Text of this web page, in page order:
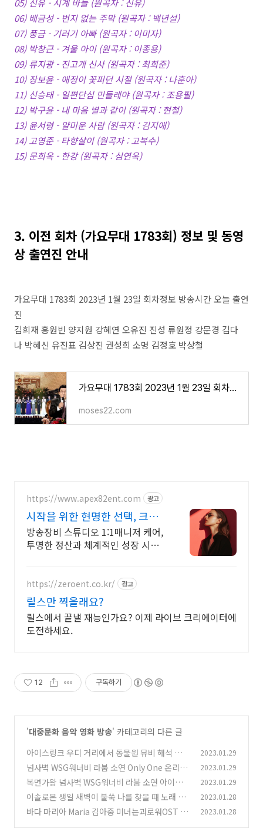
05) 신유 - 시계 바늘 (원곡자 : 신유)
06) 배금성 - 번지 없는 주막 (원곡자 : 백년설)
07) 풍금 - 기러기 아빠 (원곡자 : 이미자)
08) 박창근 - 겨울 아이 (원곡자 : 이종용)
09) 류지광 - 진고개 신사 (원곡자 : 최희준)
10) 장보윤 - 애정이 꽃피던 시절 (원곡자 : 나훈아)
11) 신승태 - 일편단심 민들레야 (원곡자 : 조용필)
12) 박구윤 - 내 마음 별과 같이 (원곡자 : 현철)
13) 윤서령 - 얄미운 사람 (원곡자 : 김지애)
14) 고영준 - 타향살이 (원곡자 : 고복수)
15) 문희옥 - 한강 (원곡자 : 심연옥)
3. 이전 회차 (가요무대 1783회) 정보 및 동영
상 출연진 안내
가요무대 1783회 2023년 1월 23일 회차정보 방송시간 오늘 출연
진
김희재 홍원빈 양지원 강혜연 오유진 진성 류원정 강문경 김다
나 박혜신 유진표 김상진 권성희 소명 김정호 박상철
가요무대 1783회 2023년 1월 23일 회차정보 방송시간 오늘 출연진
moses22.com
https://www.apex82ent.com 광고
시작을 위한 현명한 선택, 크리
에이터, BJ 상시 모집
방송장비 스튜디오 1:1매니저 케어,
투명한 정산과 체계적인 성장 시스
https://zeroent.co.kr/ 광고
릴스만 찍을래요?
릴스에서 끝낼 재능인가요? 이제 라이브 크리에이터에
도전하세요.
12 구독하기
'대중문화 음악 영화 방송' 카테고리의 다른 글
아이스링크 우디 거리에서 동물원 뮤비 해석 곡설
명 복면가왕 (0)
2023.01.29
넘사벽 WSG워너비 라붐 소연 Only One 온리원
보아 뮤비 해석 곡설명 복면가왕 (1)
2023.01.29
복면가왕 넘사벽 WSG워너비 라붐 소연 아이스
링크 우디 가왕할만두 홍이삭 콧대높은아씨 문희
옥 정체 복면가왕 신이내린목소리 서문탁 192대
가왕 결정전
2023.01.29
이솔로몬 생일 새벽이 불쑥 나를 찾을 때 노래 가
사 곡정보
(0)
2023.01.28
바다 마리아 Maria 김아중 미녀는괴로워OST 뮤
2023.01.28